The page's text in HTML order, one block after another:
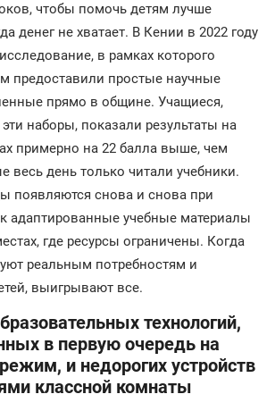
чтобы помочь детям лучше
денег не хватает. В Кении в 2022 году
в рамках которого
предоставили простые научные
прямо в общине. Учащиеся,
наборы, показали результаты на
примерно на 22 балла выше, чем
весь день только читали учебники.
появляются снова и снова при
адаптированные учебные материалы
где ресурсы ограничены. Когда
реальным потребностям и
выигрывают все.
технологий,
в первую очередь на
и недорогих устройств
классной комнаты